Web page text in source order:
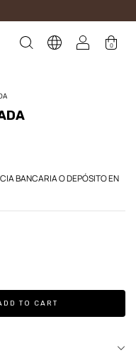
0
BANCARIA O DEPÓSITO EN